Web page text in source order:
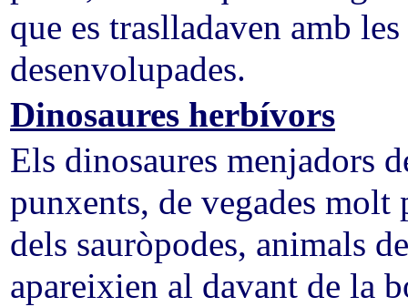
que es traslladaven amb
desenvolupades.
Dinosaures herbívors
Els dinosaures menjadors
punxents, de vegades molt
dels sauròpodes, animals
apareixien al davant de la